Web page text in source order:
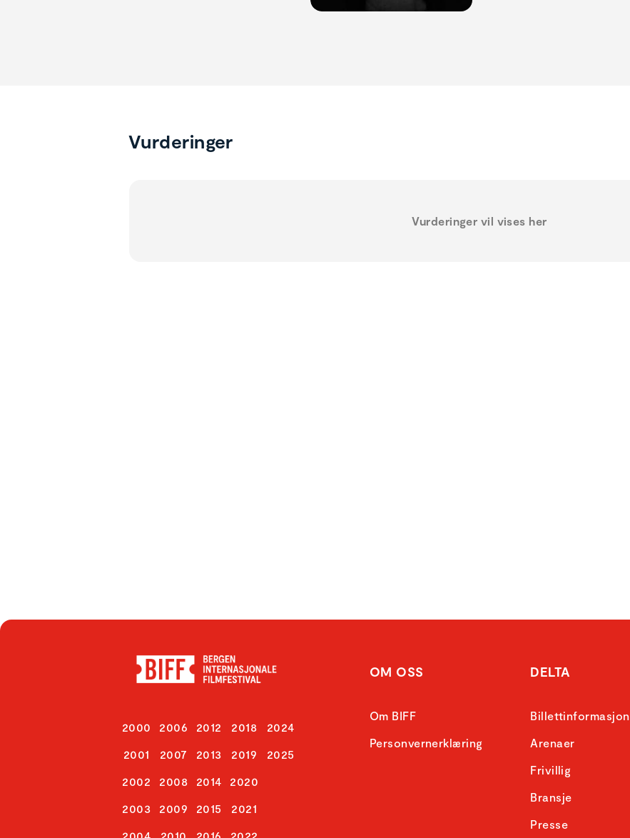
Vurderinger
Vurderinger vil vises her
2000
2001
2002
2003
2006
2007
2008
2009
2012
2013
2014
2015
2018
2019
2020
2021
2024
2025
OM OSS
Om BIFF
Personvernerklæring
DELTA
Billettinformasjon
Arenaer
Frivillig
Bransje
Presse